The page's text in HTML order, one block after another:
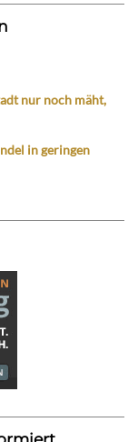
nur noch mäht,
in geringen